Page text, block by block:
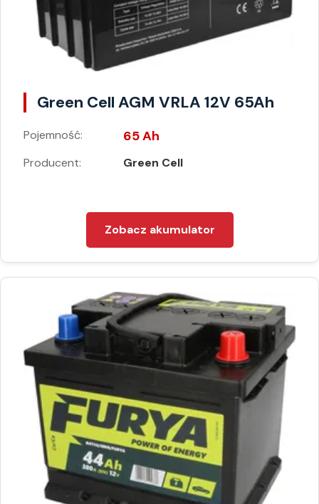
Green Cell AGM VRLA 12V 65Ah
Pojemność: 65 Ah
Producent: Green Cell
Zobacz akumulator